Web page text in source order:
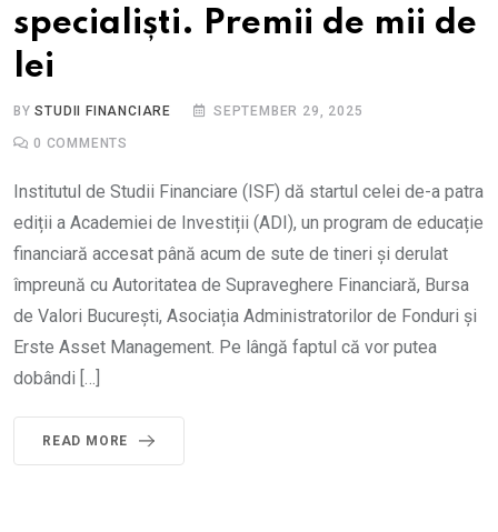
specialiști. Premii de mii de
lei
BYSTUDII FINANCIARE SEPTEMBER 29, 2025
0 COMMENTS
Institutul de Studii Financiare (ISF) dă startul celei de-a patra
ediții a Academiei de Investiții (ADI), un program de educație
financiară accesat până acum de sute de tineri și derulat
împreună cu Autoritatea de Supraveghere Financiară, Bursa
de Valori București, Asociația Administratorilor de Fonduri și
Erste Asset Management. Pe lângă faptul că vor putea
dobândi […]
READ MORE